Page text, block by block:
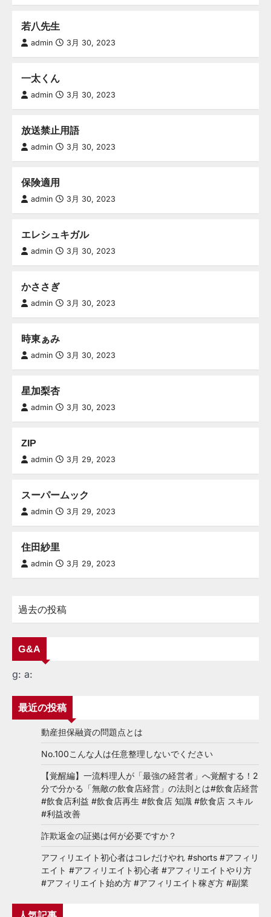
若八先生
admin 3月 30, 2023
一太くん
admin 3月 30, 2023
放送禁止用語
admin 3月 30, 2023
保険適用
admin 3月 30, 2023
エレシュキガル
admin 3月 30, 2023
かささぎ
admin 3月 30, 2023
時東ぁみ
admin 3月 30, 2023
星加梨杏
admin 3月 30, 2023
ZIP
admin 3月 29, 2023
スーパームック
admin 3月 29, 2023
住田紗里
admin 3月 29, 2023
投
ナ
ー
シ
過去の投稿
G&A
g: a:
最近の投稿
動産担保融資の問題点とは
No.100こんな人は任意整理しないでください
【覚醒編】一流料理人が「最強の経営者」へ覚醒する！2
分で分かる「無敵の飲食店経営」の法則とは#飲食店経営
#飲食店利益 #飲食店再生 #飲食店 知識 #飲食店 スキル
#利益改善
詐欺返金の証拠は何が必要ですか？
アフィリエイト初心者はコレだけやれ #shorts #アフィリ
エイト #アフィリエイト初心者 #アフィリエイトやり方
#アフィリエイト始め方 #アフィリエイト稼ぎ方 #副業